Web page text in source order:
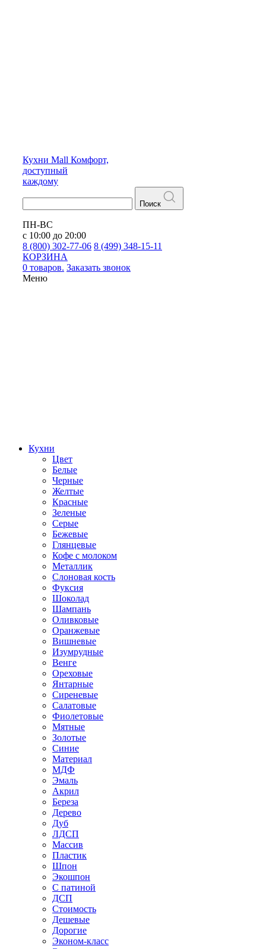
Кухни Mall Комфорт,
доступный
каждому
Поиск
ПН-ВС
с 10:00 до 20:00
8 (800) 302-77-06 8 (499) 348-15-11
КОРЗИНА
0 товаров. Заказать звонок
Меню
Кухни
Цвет
Белые
Черные
Желтые
Красные
Зеленые
Серые
Бежевые
Глянцевые
Кофе с молоком
Металлик
Слоновая кость
Фуксия
Шоколад
Шампань
Оливковые
Оранжевые
Вишневые
Изумрудные
Венге
Ореховые
Янтарные
Сиреневые
Салатовые
Фиолетовые
Мятные
Золотые
Синие
Материал
МДФ
Эмаль
Акрил
Береза
Дерево
Дуб
ЛДСП
Массив
Пластик
Шпон
Экошпон
С патиной
ДСП
Стоимость
Дешевые
Дорогие
Эконом-класс